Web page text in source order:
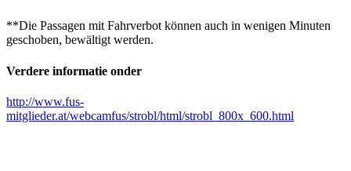
**Die Passagen mit Fahrverbot können auch in wenigen Minuten
geschoben, bewältigt werden.
Verdere informatie onder
http://www.fus-
mitglieder.at/webcamfus/strobl/html/strobl_800x_600.html